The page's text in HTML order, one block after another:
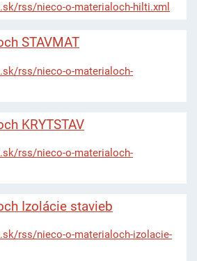
rss/nieco-o-materialoch-hilti.xml
STAVMAT
rss/nieco-o-materialoch-
KRYTSTAV
rss/nieco-o-materialoch-
Izolácie stavieb
rss/nieco-o-materialoch-izolacie-